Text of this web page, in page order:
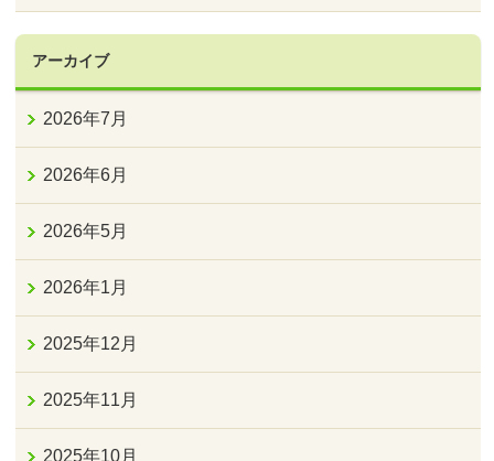
アーカイブ
2026年7月
2026年6月
2026年5月
2026年1月
2025年12月
2025年11月
2025年10月